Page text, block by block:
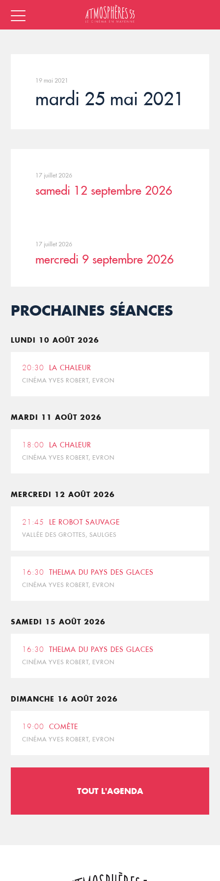
19 mai 2021
mardi 25 mai 2021
17 juillet 2026
samedi 12 septembre 2026
17 juillet 2026
mercredi 9 septembre 2026
PROCHAINES SÉANCES
LUNDI 10 AOÛT 2026
20:30 LA CHALEUR
CINÉMA YVES ROBERT, EVRON
MARDI 11 AOÛT 2026
18:00 LA CHALEUR
CINÉMA YVES ROBERT, EVRON
MERCREDI 12 AOÛT 2026
21:45 LE ROBOT SAUVAGE
VALLÉE DES GROTTES, SAULGES
16:30 THELMA DU PAYS DES GLACES
CINÉMA YVES ROBERT, EVRON
SAMEDI 15 AOÛT 2026
16:30 THELMA DU PAYS DES GLACES
CINÉMA YVES ROBERT, EVRON
DIMANCHE 16 AOÛT 2026
19:00 COMÈTE
CINÉMA YVES ROBERT, EVRON
TOUT L'AGENDA